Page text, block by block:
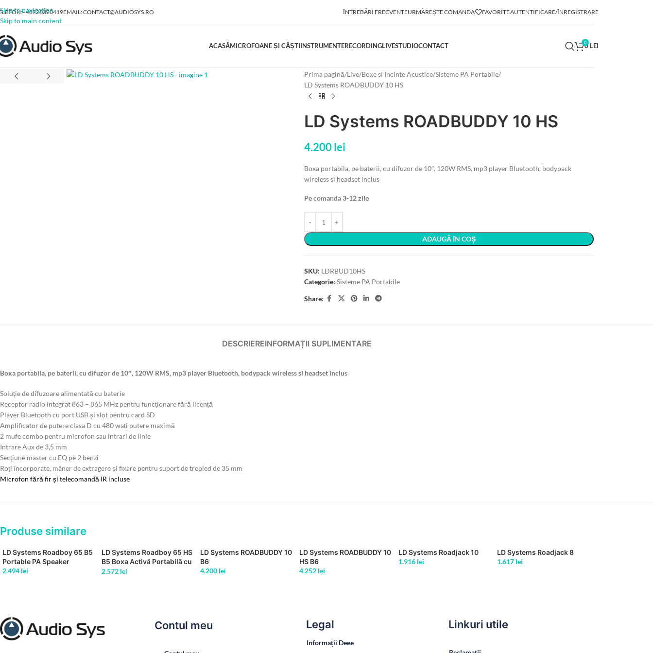
Skip to navigation
Skip to main content
EMAIL: CONTACT@AUDIOSYS.RO ÎNTREBĂRI FRECVENTEURMĂREȘTE COMANDA FAVORITEAUTENTIFICARE/ÎNREGISTRARE
ACASĂMICROFOANE ȘI CĂȘTIINSTRUMENTERECORDINGLIVESTUDIOCONTACT 00LEI
Prima pagină Live Boxe si Incinte Acustice Sisteme PA Portabile
LD Systems ROADBUDDY 10 HS
LD Systems ROADBUDDY 10 HS
4.200lei
Boxa portabila, pe baterii, cu difuzor de 10″, 120W RMS, mp3 player Bluetooth, bodypack
wireless si headset inclus
Pe comanda 3-12 zile
ADAUGĂ ÎN COȘ
SKU: LDRBUD10HS
Categorie: Sisteme PA Portabile
Share:
DESCRIEREINFORMAȚII SUPLIMENTARE
Boxa portabila, pe baterii, cu difuzor de 10″, 120W RMS, mp3 player Bluetooth, bodypack wireless si headset inclus
Soluție de difuzoare alimentată cu baterie
Receptor radio integrat 863 – 865 MHz pentru funcționare fără licență
Player Bluetooth cu port USB și slot pentru card SD
Amplificator de putere clasa D cu 480 wați putere maximă
2 mufe combo pentru microfon sau intrari de linie
Intrare Aux de 3,5 mm
Secțiune master cu EQ pe 2 benzi
Roți încorporate, mâner de extragere și fixare pentru suport de trepied de 35 mm
Microfon fără fir și telecomandă IR incluse
Produse similare
LD Systems Roadboy 65 B5
Portable PA Speaker
2.494 lei
LD Systems Roadboy 65 HS
B5 Boxa Activă Portabilă cu
Headset
2.572 lei
LD Systems ROADBUDDY 10
B6
4.200 lei
LD Systems ROADBUDDY 10
HS B6
4.252 lei
LD Systems Roadjack 10
1.916 lei
LD Systems Roadjack 8
1.617 lei
Contul meu Legal
Informații Deee
Linkuri utile